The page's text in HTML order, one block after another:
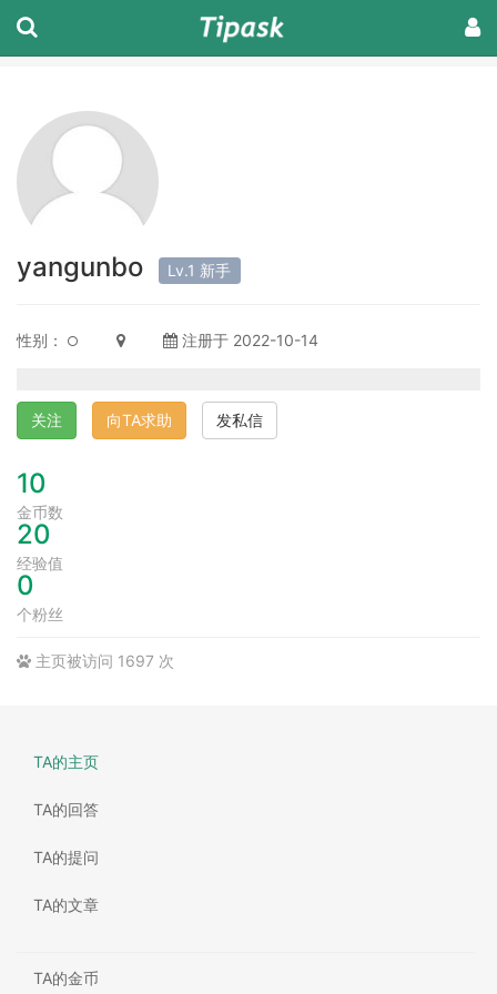
yangunbo Lv.1 新手
性别： 注册于 2022-10-14
关注 向TA求助 发私信
10
金币数
20
经验值
0
个粉丝
主页被访问 1697 次
TA的主页
TA的回答
TA的提问
TA的文章
TA的金币